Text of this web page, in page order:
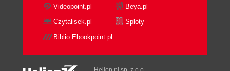
Videopoint.pl
Beya.pl
Czytalisek.pl
Sploty
Biblio.Ebookpoint.pl